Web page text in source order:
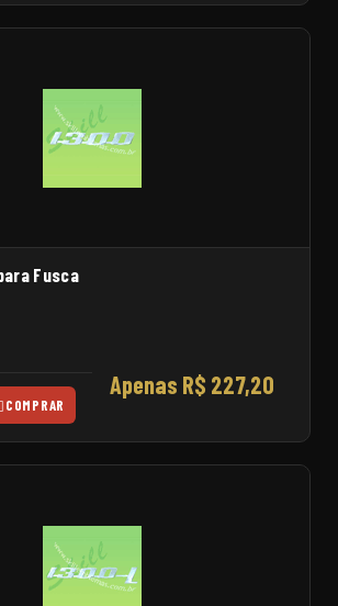
Fusca
Apenas R$ 227,20
COMPRAR